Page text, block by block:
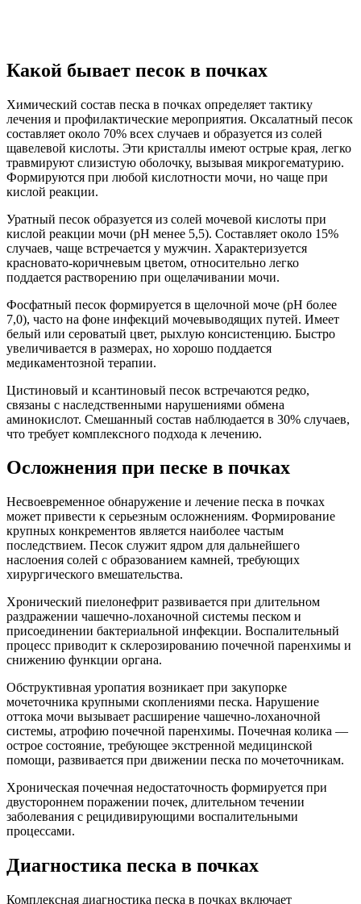
Какой бывает песок в почках
Химический состав песка в почках определяет тактику
лечения и профилактические мероприятия. Оксалатный песок
составляет около 70% всех случаев и образуется из солей
щавелевой кислоты. Эти кристаллы имеют острые края, легко
травмируют слизистую оболочку, вызывая микрогематурию.
Формируются при любой кислотности мочи, но чаще при
кислой реакции.
Уратный песок образуется из солей мочевой кислоты при
кислой реакции мочи (рН менее 5,5). Составляет около 15%
случаев, чаще встречается у мужчин. Характеризуется
красновато-коричневым цветом, относительно легко
поддается растворению при ощелачивании мочи.
Фосфатный песок формируется в щелочной моче (рН более
7,0), часто на фоне инфекций мочевыводящих путей. Имеет
белый или сероватый цвет, рыхлую консистенцию. Быстро
увеличивается в размерах, но хорошо поддается
медикаментозной терапии.
Цистиновый и ксантиновый песок встречаются редко,
связаны с наследственными нарушениями обмена
аминокислот. Смешанный состав наблюдается в 30% случаев,
что требует комплексного подхода к лечению.
Осложнения при песке в почках
Несвоевременное обнаружение и лечение песка в почках
может привести к серьезным осложнениям. Формирование
крупных конкрементов является наиболее частым
последствием. Песок служит ядром для дальнейшего
наслоения солей с образованием камней, требующих
хирургического вмешательства.
Хронический пиелонефрит развивается при длительном
раздражении чашечно-лоханочной системы песком и
присоединении бактериальной инфекции. Воспалительный
процесс приводит к склерозированию почечной паренхимы и
снижению функции органа.
Обструктивная уропатия возникает при закупорке
мочеточника крупными скоплениями песка. Нарушение
оттока мочи вызывает расширение чашечно-лоханочной
системы, атрофию почечной паренхимы. Почечная колика —
острое состояние, требующее экстренной медицинской
помощи, развивается при движении песка по мочеточникам.
Хроническая почечная недостаточность формируется при
двустороннем поражении почек, длительном течении
заболевания с рецидивирующими воспалительными
процессами.
Диагностика песка в почках
Комплексная диагностика песка в почках включает